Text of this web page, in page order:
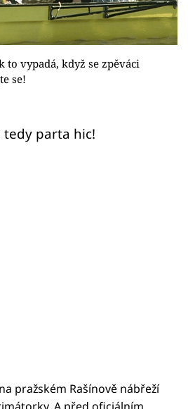
to vypadá, když se zpěváci
se!
tedy parta hic!
pražském Rašínově nábřeží